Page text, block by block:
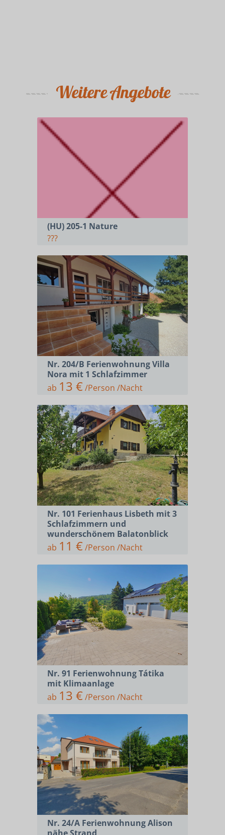
Weitere Angebote
(HU) 205-1 Nature
???
Nr. 204/B Ferienwohnung Villa
Nora mit 1 Schlafzimmer
ab 13 €/Person /Nacht
Nr. 101 Ferienhaus Lisbeth mit 3
Schlafzimmern und
wunderschönem Balatonblick
ab 11 €/Person /Nacht
Nr. 91 Ferienwohnung Tátika
mit Klimaanlage
ab 13 €/Person /Nacht
Nr. 24/A Ferienwohnung Alison